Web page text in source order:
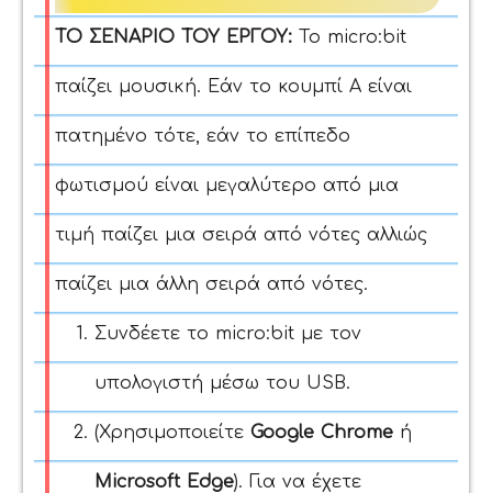
ΤΟ ΣΕΝΑΡΙΟ ΤΟΥ ΕΡΓΟΥ: Το micro:bit
παίζει μουσική. Εάν το κουμπί Α είναι
πατημένο τότε, εάν το επίπεδο
φωτισμού είναι μεγαλύτερο από μια
τιμή παίζει μια σειρά από νότες αλλιώς
παίζει μια άλλη σειρά από νότες.
Συνδέετε το micro:bit με τον
υπολογιστή μέσω του USB.
(Χρησιμοποιείτε Google Chrome ή
Microsoft Edge). Για να έχετε